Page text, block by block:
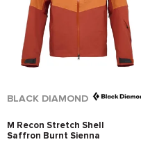
BLACK DIAMOND
M Recon Stretch Shell
Saffron Burnt Sienna